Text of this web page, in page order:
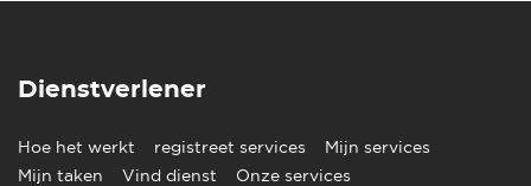
Dienstverlener
Hoe het werkt registreet services
Mijn services
Mijn taken
Vind dienst Onze services